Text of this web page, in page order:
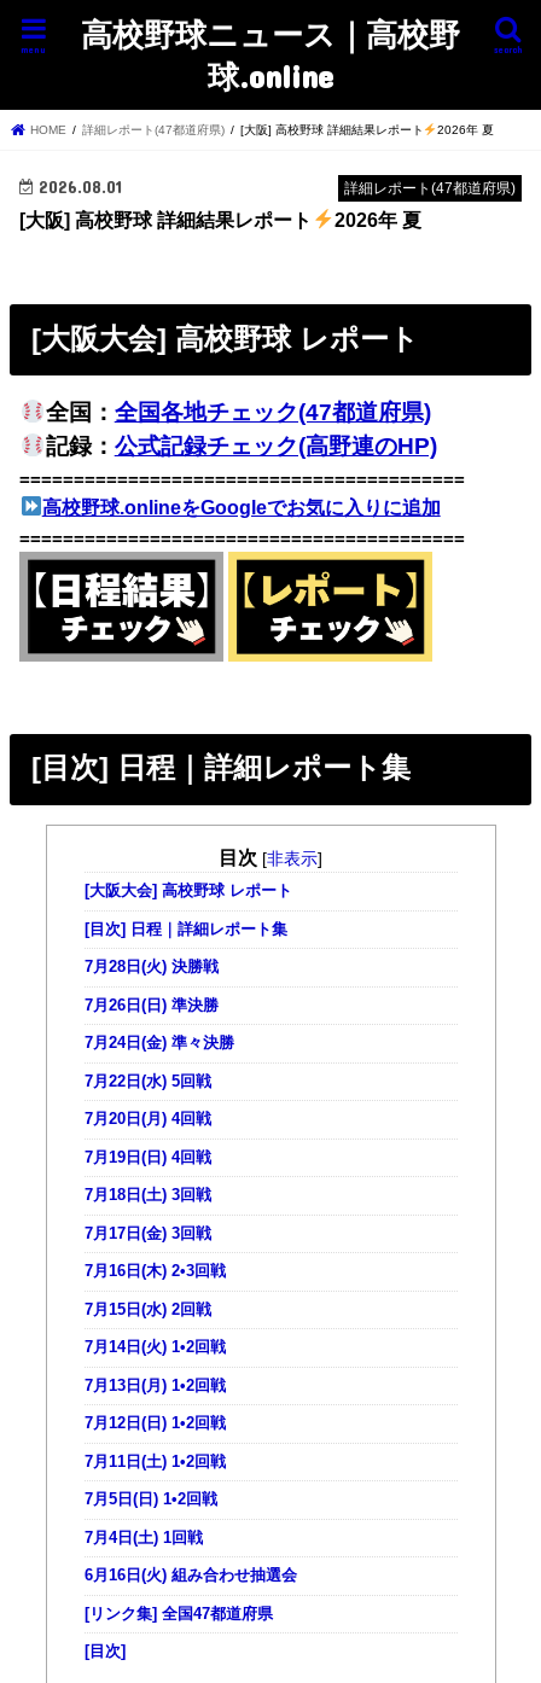
高校野球ニュース｜高校野
球.online
search
menu
HOME 詳細レポート(47都道府県) [大阪] 高校野球 詳細結果レポート 2026年 夏
詳細レポート(47都道府県)
2026.08.01
[大阪] 高校野球 詳細結果レポート 2026年 夏
[大阪大会] 高校野球 レポート
全国： 全国各地チェック(47都道府県)
記録： 公式記録チェック(高野連のHP)
=========================================
高校野球.onlineをGoogleでお気に入りに追加
=========================================
[目次] 日程｜詳細レポート集
目次 [非表示]
[大阪大会] 高校野球 レポート
[目次] 日程｜詳細レポート集
7月28日(火) 決勝戦
7月26日(日) 準決勝
7月24日(金) 準々決勝
7月22日(水) 5回戦
7月20日(月) 4回戦
7月19日(日) 4回戦
7月18日(土) 3回戦
7月17日(金) 3回戦
7月16日(木) 2•3回戦
7月15日(水) 2回戦
7月14日(火) 1•2回戦
7月13日(月) 1•2回戦
7月12日(日) 1•2回戦
7月11日(土) 1•2回戦
7月5日(日) 1•2回戦
7月4日(土) 1回戦
6月16日(火) 組み合わせ抽選会
[リンク集] 全国47都道府県
[目次]